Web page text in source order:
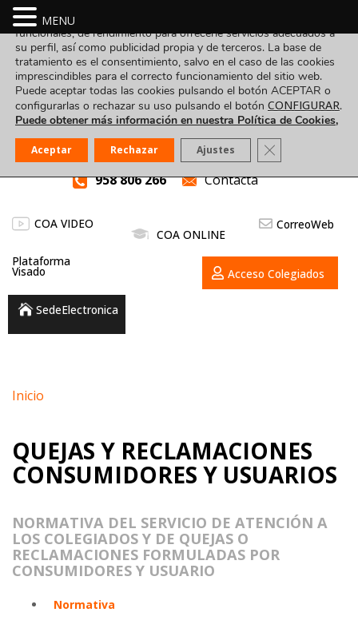
958 806 266 Contacta
COA VIDEO
COA ONLINE
CorreoWeb
Plataforma
Visado Acceso Colegiados
SedeElectronica
Inicio
QUEJAS Y RECLAMACIONES
CONSUMIDORES Y USUARIOS
NORMATIVA DEL SERVICIO DE ATENCIÓN A
LOS COLEGIADOS Y DE QUEJAS O
RECLAMACIONES FORMULADAS POR
CONSUMIDORES Y USUARIO
Normativa
MENU
Utilizamos cookies propias y de terceros para fines analíticos,
funcionales, de rendimiento para ofrecerle servicios adecuados a
su perfil, así como publicidad propia y de terceros. La base de
tratamiento es el consentimiento, salvo en el caso de las cookies
imprescindibles para el correcto funcionamiento del sitio web.
Puede aceptar todas las cookies pulsando el botón ACEPTAR o
configurarlas o rechazar su uso pulsando el botón CONFIGURAR.
Puede obtener más información en nuestra Política de Cookies,
Aceptar Rechazar Ajustes Cerrar el banner